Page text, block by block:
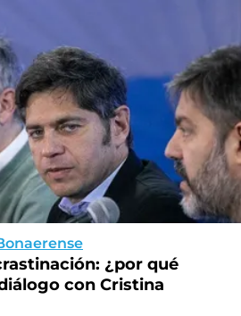
¿por qué
con Cristina